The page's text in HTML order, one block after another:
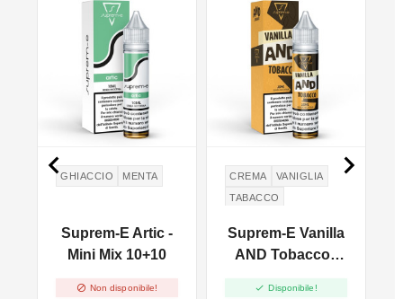
GHIACCIO MENTA
Suprem-E Artic -
Mini Mix 10+10
 Non disponibile!
NON DISPONIBILE
CREMA
VANIGLIA
TABACCO
Suprem-E Vanilla
AND Tobacco -
 Disponibile!
 